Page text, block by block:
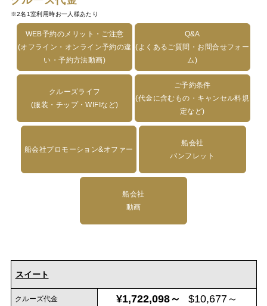
※2名1室利用時お一人様あたり
WEB予約のメリット・ご注意
(オフライン・オンライン予約の違
い・予約方法動画)
Q&A
(よくあるご質問・お問合せフォー
ム)
クルーズライフ
(服装・チップ・WIFIなど)
ご予約条件
(代金に含むもの・キャンセル料規
定など)
船会社プロモーション&オファー
船会社
パンフレット
船会社
動画
スイート
クルーズ代金 ¥1,722,098～ $10,677～